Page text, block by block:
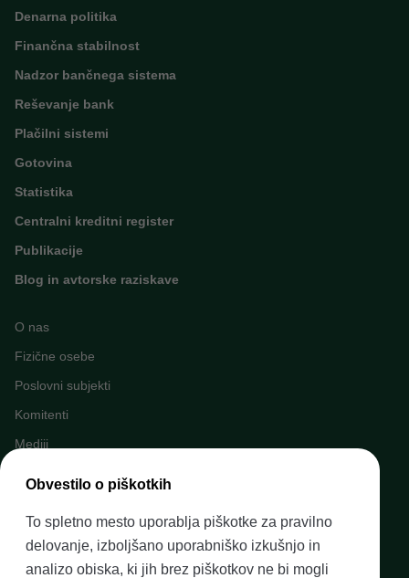
Denarna politika
Finančna stabilnost
Nadzor bančnega sistema
Reševanje bank
Plačilni sistemi
Gotovina
Statistika
Centralni kreditni register
Publikacije
Blog in avtorske raziskave
O nas
Fizične osebe
Poslovni subjekti
Komitenti
Mediji
Finančno opismenjevanje
Pravni okvir
Obvestilo o piškotkih
To spletno mesto uporablja piškotke za pravilno
delovanje, izboljšano uporabniško izkušnjo in
analizo obiska, ki jih brez piškotkov ne bi mogli